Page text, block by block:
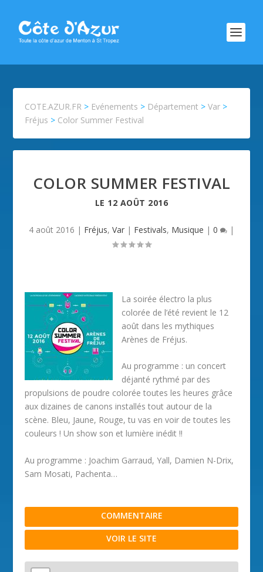
COTE.AZUR.FR > Evénements > Département >Var >
Fréjus > Color Summer Festival
COLOR SUMMER FESTIVAL
LE 12 AOÛT 2016
4 août 2016 | Fréjus, Var | Festivals, Musique | 0 |
La soirée électro la plus
colorée de l’été revient le 12
août dans les mythiques
Arènes de Fréjus.
Au programme : un concert
déjanté rythmé par des
propulsions de poudre colorée toutes les heures grâce
aux dizaines de canons installés tout autour de la
scène. Bleu, Jaune, Rouge, tu vas en voir de toutes les
couleurs ! Un show son et lumière inédit !!
Au programme : Joachim Garraud, Yall, Damien N-Drix,
Sam Mosati, Pachenta…
COMMENTAIRE
VOIR LE SITE